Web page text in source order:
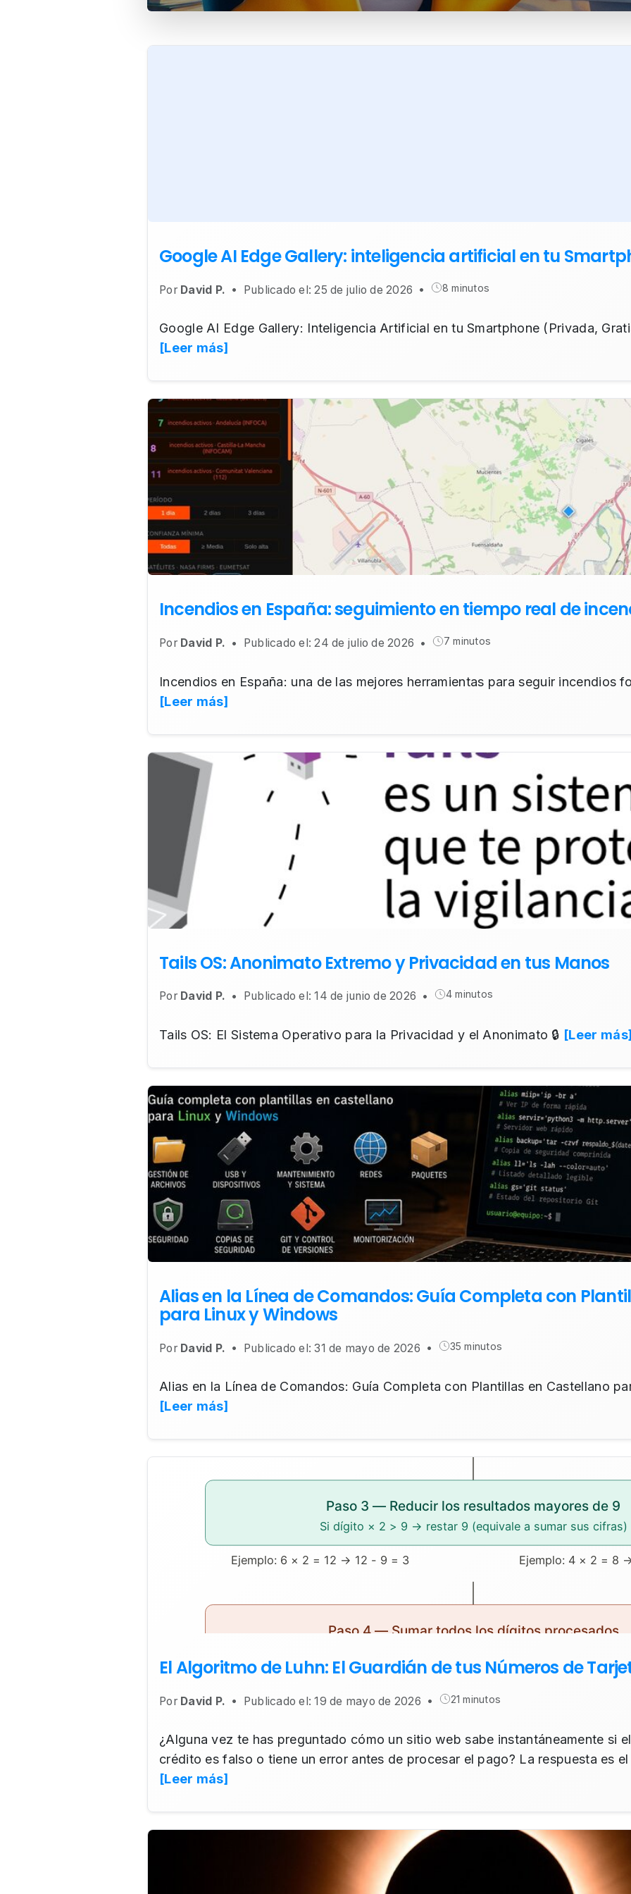
Google AI Edge Gallery: inteligencia artificial en tu
Por David P. • Publicado el: 25 de julio de 2026 • 8 minutos
Google AI Edge Gallery: Inteligencia Artificial en tu Smartphone (Privada,
[Leer más]
Incendios en España: seguimiento en tiempo real de
Por David P. • Publicado el: 24 de julio de 2026 • 7 minutos
Incendios en España: una de las mejores herramientas para seguir incendios
[Leer más]
Tails OS: Anonimato Extremo y Privacidad en tus Manos
Por David P. • Publicado el: 14 de junio de 2026 • 4 minutos
Tails OS: El Sistema Operativo para la Privacidad y el Anonimato 🔒 [Leer
Alias en la Línea de Comandos: Guía Completa con
para Linux y Windows
Por David P. • Publicado el: 31 de mayo de 2026 • 35 minutos
Alias en la Línea de Comandos: Guía Completa con Plantillas en Castellano
[Leer más]
El Algoritmo de Luhn: El Guardián de tus Números de
Por David P. • Publicado el: 19 de mayo de 2026 • 21 minutos
¿Alguna vez te has preguntado cómo un sitio web sabe instantáneamente si
crédito es falso o tiene un error antes de procesar el pago? La respuesta es
[Leer más]